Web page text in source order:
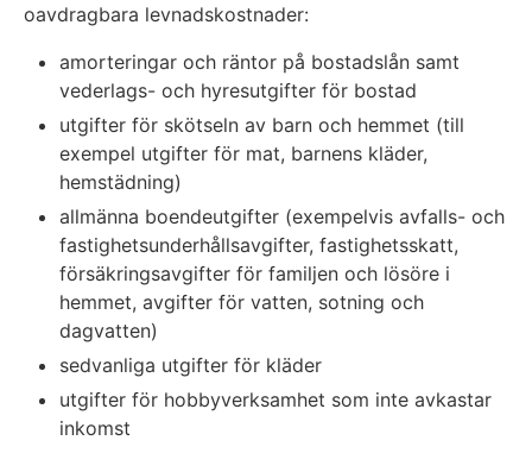
oavdragbara levnadskostnader:
amorteringar och räntor på bostadslån samt
vederlags- och hyresutgifter för bostad
utgifter för skötseln av barn och hemmet (till
exempel utgifter för mat, barnens kläder,
hemstädning)
allmänna boendeutgifter (exempelvis avfalls- och
fastighetsunderhållsavgifter, fastighetsskatt,
försäkringsavgifter för familjen och lösöre i
hemmet, avgifter för vatten, sotning och
dagvatten)
sedvanliga utgifter för kläder
utgifter för hobbyverksamhet som inte avkastar
inkomst